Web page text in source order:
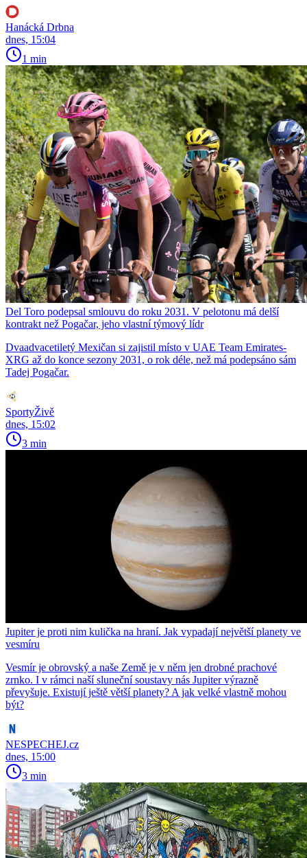
Hanácká Drbna
dnes, 15:04
1 min
Del Toro podepsal smlouvu do roku 2031. V pelotonu má delší
kontrakt než Pogačar, jeho vlastní týmový lídr
Dvaadvacetiletý Mexičan si zajistil místo v UAE Team Emirates-
XRG až do konce sezony 2031, o rok déle, než má podepsáno sám
Tadej Pogačar.
SportyŽivě
dnes, 15:02
3 min
Jupiter je proti nim kulička na hraní. Jak vypadají největší planety ve
vesmíru
Vesmír je obrovský a naše Země je v něm jen drobné prachové
zrnko. I v rámci naší sluneční soustavy nás Jupiter výrazně
převyšuje. Existují ještě větší planety? A jak velké vlastně mohou
být?
NESPECHEJ.cz
dnes, 15:00
3 min